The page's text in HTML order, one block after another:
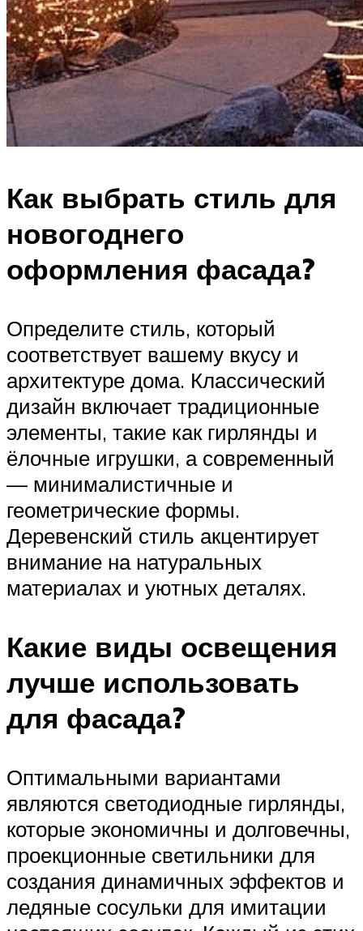
Как выбрать стиль для
новогоднего
оформления фасада?
Определите стиль, который
соответствует вашему вкусу и
архитектуре дома. Классический
дизайн включает традиционные
элементы, такие как гирлянды и
ёлочные игрушки, а современный
— минималистичные и
геометрические формы.
Деревенский стиль акцентирует
внимание на натуральных
материалах и уютных деталях.
Какие виды освещения
лучше использовать
для фасада?
Оптимальными вариантами
являются светодиодные гирлянды,
которые экономичны и долговечны,
проекционные светильники для
создания динамичных эффектов и
ледяные сосульки для имитации